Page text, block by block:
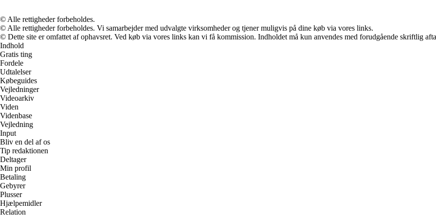
© Alle rettigheder forbeholdes.
© Alle rettigheder forbeholdes. Vi samarbejder med udvalgte virksomheder og tjener muligvis på dine køb via vores links.
© Dette site er omfattet af ophavsret. Ved køb via vores links kan vi få kommission. Indholdet må kun anvendes med forudgående skriftlig
Indhold
Gratis ting
Fordele
Udtalelser
Købeguides
Vejledninger
Videoarkiv
Viden
Videnbase
Vejledning
Input
Bliv en del af os
Tip redaktionen
Deltager
Min profil
Betaling
Gebyrer
Plusser
Hjælpemidler
Relation